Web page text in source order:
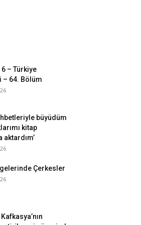
– Türkiye
– 64. Bölüm
büyüdüm
kitap
aktardım’
Çerkesler